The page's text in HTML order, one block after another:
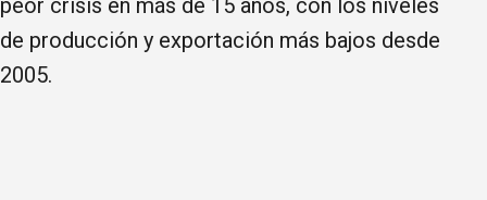
peor crisis en más de 15 años, con los niveles
de producción y exportación más bajos desde
2005.